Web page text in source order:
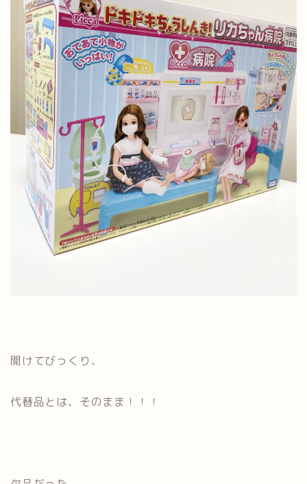
開けてびっくり、
代替品とは、そのまま！！！